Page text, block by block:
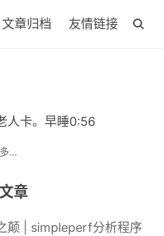
文章归档 友情链接
人卡。早睡0:56
...
章
颠 | simpleperf分析程序